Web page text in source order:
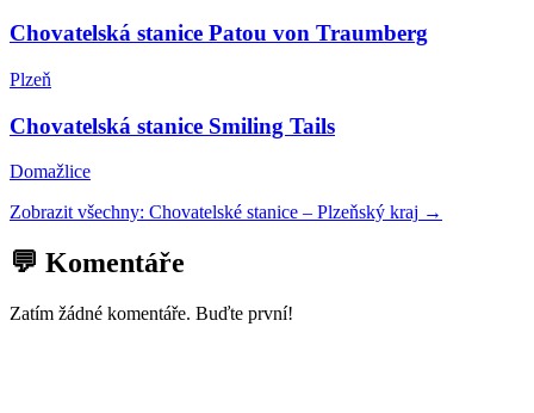
Chovatelská stanice Patou von Traumberg
Plzeň
Chovatelská stanice Smiling Tails
Domažlice
Zobrazit všechny: Chovatelské stanice – Plzeňský kraj →
💬 Komentáře
Zatím žádné komentáře. Buďte první!